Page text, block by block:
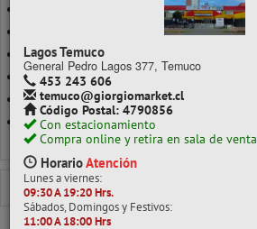
Lagos Temuco
General Pedro Lagos 377, Temuco
453 243 606
temuco@giorgiomarket.cl
Código Postal: 4790856
Con estacionamiento
Compra online y retira en sala de venta
HorarioAtención
Lunes a viernes:
09:30 A 19:20 Hrs.
Sábados, Domingos y Festivos:
11:00 A 18:00 Hrs
INFLADOR (BOMBÍN)
METALIZADOS
PARA FIGURAS
VARILLA GLOBO
Ver todo en Globos
GLOBOS PARA FIGURAS